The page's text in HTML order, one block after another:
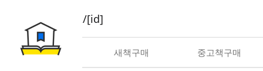
book/rent/[id]
대여 새책구매 중고책구매